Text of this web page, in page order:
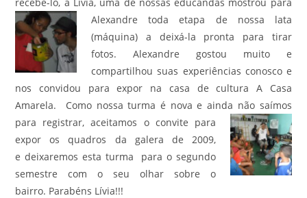
Alexandretoda etapa de nossa lata
(máquina) a deixá-la pronta para tirar
fotos. Alexandre gostou muito e
compartilhou suas experiências conosco e
nos convidou para expor na casa de cultura A Casa
Amarela. Como nossa turma é nova e ainda não saímos
para registrar, aceitamos o convite para
expor os quadros da galera de 2009,
e deixaremos esta turma para o segundo
semestre com o seu olhar sobre o
bairro. Parabéns Lívia!!!